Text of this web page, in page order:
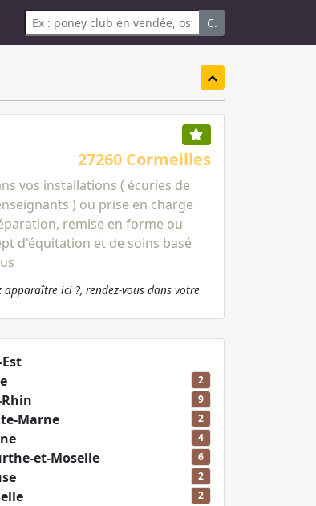
C.
27260 Cormeilles
vos installations ( écuries de
) ou prise en charge
remise en forme ou
d'équitation et de soins basé
ici ?, rendez-vous dans votre
2
9
Marne 2
4
et-Moselle 6
2
2